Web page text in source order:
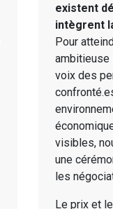
existent
intègrent
Pour
ambitieuse
voix des
visibles,
une
les
Le prix et